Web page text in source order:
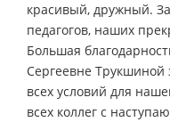
красивый, дружный.
педагогов, наших
Большая
Сергеевне Трукшиной
всех условий для
всех коллег с